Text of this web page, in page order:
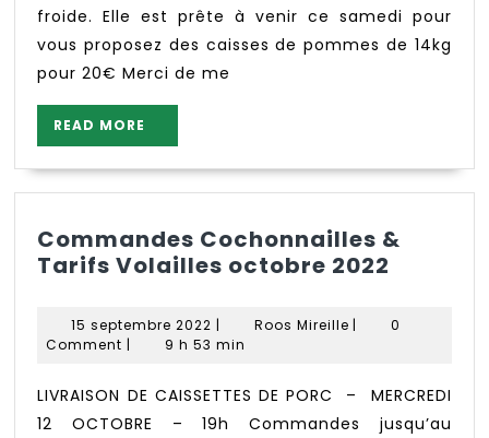
froide. Elle est prête à venir ce samedi pour
vous proposez des caisses de pommes de 14kg
pour 20€ Merci de me
READ MORE
MORE
Commandes Cochonnailles &
Tarifs Volailles octobre 2022
&
octobre
2022
15 septembre 2022 15
septembre
| Roos MireilleRoos
|
0
Comment | 9 h 53 min
LIVRAISON DE CAISSETTES DE PORC – MERCREDI
12 OCTOBRE – 19h Commandes jusqu’au